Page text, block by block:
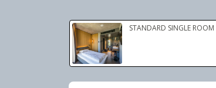
슬라이드 1 의 1STANDARD SINGLE ROOM